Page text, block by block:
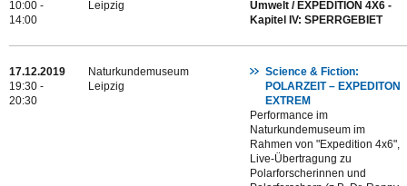
10:00 -
14:00
Leipzig
Umwelt / EXPEDITION 4X6 -
Kapitel IV: SPERRGEBIET
17.12.2019
19:30 -
20:30
Naturkundemuseum
Leipzig
Science & Fiction:
POLARZEIT – EXPEDITON
EXTREM
Performance im
Naturkundemuseum im
Rahmen von "Expedition 4x6",
Live-Übertragung zu
Polarforscherinnen und